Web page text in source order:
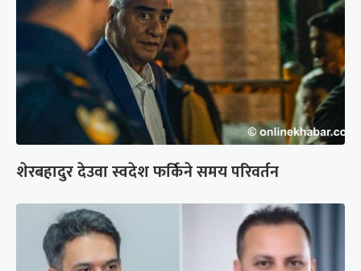
शेरबहादुर देउवा स्वदेश फर्किने समय परिवर्तन